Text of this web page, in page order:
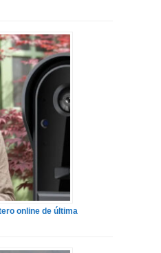
online de última